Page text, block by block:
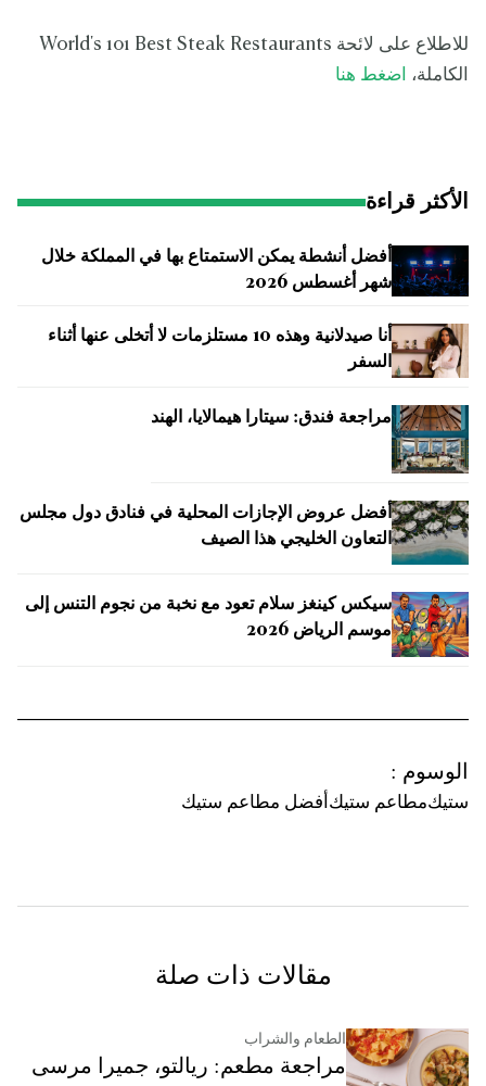
للاطلاع على لائحة World's 101 Best Steak Restaurants
الكاملة، اضغط هنا
الأكثر قراءة
أفضل أنشطة يمكن الاستمتاع بها في المملكة خلال
شهر أغسطس 2026
أنا صيدلانية وهذه 10 مستلزمات لا أتخلى عنها أثناء
السفر
مراجعة فندق: سيتارا هيمالايا، الهند
أفضل عروض الإجازات المحلية في فنادق دول مجلس
التعاون الخليجي هذا الصيف
سيكس كينغز سلام تعود مع نخبة من نجوم التنس إلى
موسم الرياض 2026
الوسوم :
ستيكمطاعم ستيك أفضل مطاعم ستيك
مقالات ذات صلة
الطعام والشراب
مراجعة مطعم: ريالتو، جميرا مرسى